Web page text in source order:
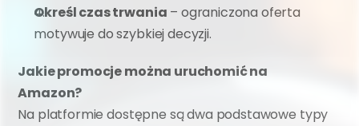
Określ czas trwania – ograniczona oferta
motywuje do szybkiej decyzji.
Jakie promocje można uruchomić na
Amazon?
Na platformie dostępne są dwa podstawowe typy